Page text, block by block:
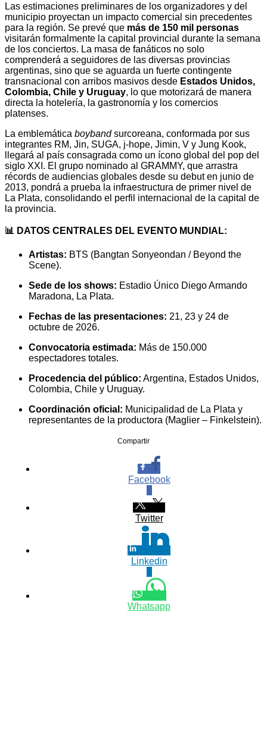
Las estimaciones preliminares de los organizadores y del
municipio proyectan un impacto comercial sin precedentes
para la región. Se prevé que más de 150 mil personas
visitarán formalmente la capital provincial durante la semana
de los conciertos. La masa de fanáticos no solo
comprenderá a seguidores de las diversas provincias
argentinas, sino que se aguarda un fuerte contingente
transnacional con arribos masivos desde Estados Unidos,
Colombia, Chile y Uruguay, lo que motorizará de manera
directa la hotelería, la gastronomía y los comercios
platenses.
La emblemática boybandsurcoreana, conformada por sus
integrantes RM, Jin, SUGA, j-hope, Jimin, V y Jung Kook,
llegará al país consagrada como un ícono global del pop del
siglo XXI. El grupo nominado al GRAMMY, que arrastra
récords de audiencias globales desde su debut en junio de
2013, pondrá a prueba la infraestructura de primer nivel de
La Plata, consolidando el perfil internacional de la capital de
la provincia.
📊 DATOS CENTRALES DEL EVENTO MUNDIAL:
Artistas: BTS (Bangtan Sonyeondan / Beyond the
Scene).
Sede de los shows: Estadio Único Diego Armando
Maradona, La Plata.
Fechas de las presentaciones: 21, 23 y 24 de
octubre de 2026.
Convocatoria estimada: Más de 150.000
espectadores totales.
Procedencia del público: Argentina, Estados Unidos,
Colombia, Chile y Uruguay.
Coordinación oficial: Municipalidad de La Plata y
representantes de la productora (Maglier – Finkelstein).
Compartir
Facebook
Twitter
Linkedin
Whatsapp